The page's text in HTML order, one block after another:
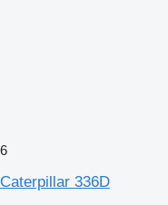
6
Caterpillar 336D